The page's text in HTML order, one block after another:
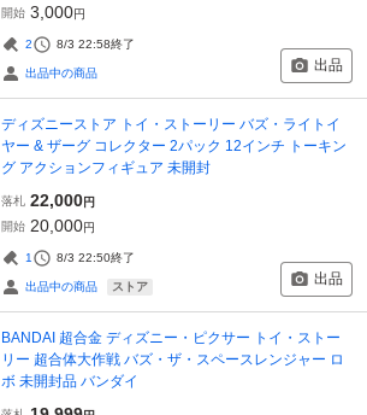
開始 3,000円
2 8/3 22:58終了
出品中の商品 出品
ディズニーストア トイ・ストーリー バズ・ライトイ
ヤー & ザーグ コレクター 2パック 12インチ トーキン
グ アクションフィギュア 未開封
落札 22,000円
開始 20,000円
1 8/3 22:50終了
出品中の商品 ストア 出品
BANDAI 超合金 ディズニー・ピクサー トイ・ストー
リー 超合体大作戦 バズ・ザ・スペースレンジャー ロ
ボ 未開封品 バンダイ